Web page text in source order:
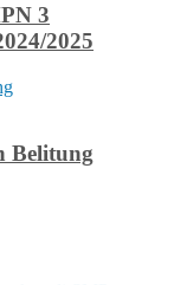
3
2025
Belitung